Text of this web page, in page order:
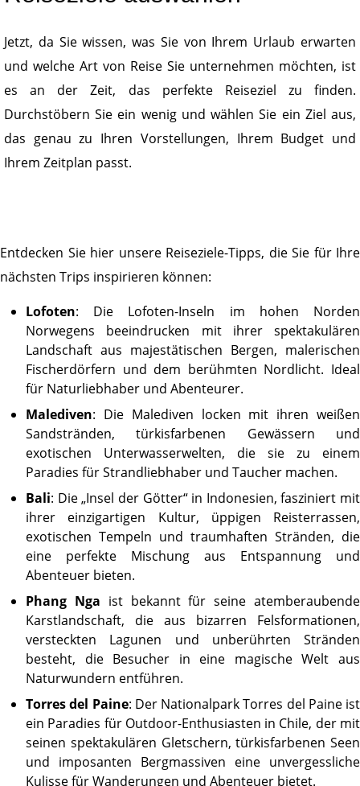
Jetzt, da Sie wissen, was Sie von Ihrem Urlaub erwarten
und welche Art von Reise Sie unternehmen möchten, ist
es an der Zeit, das perfekte Reiseziel zu finden.
Durchstöbern Sie ein wenig und wählen Sie ein Ziel aus,
das genau zu Ihren Vorstellungen, Ihrem Budget und
Ihrem Zeitplan passt.
Entdecken Sie hier unsere Reiseziele-Tipps, die Sie für Ihre
nächsten Trips inspirieren können:
Lofoten: Die Lofoten-Inseln im hohen Norden
Norwegens beeindrucken mit ihrer spektakulären
Landschaft aus majestätischen Bergen, malerischen
Fischerdörfern und dem berühmten Nordlicht. Ideal
für Naturliebhaber und Abenteurer.
Malediven: Die Malediven locken mit ihren weißen
Sandstränden, türkisfarbenen Gewässern und
exotischen Unterwasserwelten, die sie zu einem
Paradies für Strandliebhaber und Taucher machen.
Bali: Die „Insel der Götter“ in Indonesien, fasziniert mit
ihrer einzigartigen Kultur, üppigen Reisterrassen,
exotischen Tempeln und traumhaften Stränden, die
eine perfekte Mischung aus Entspannung und
Abenteuer bieten.
Phang Nga ist bekannt für seine atemberaubende
Karstlandschaft, die aus bizarren Felsformationen,
versteckten Lagunen und unberührten Stränden
besteht, die Besucher in eine magische Welt aus
Naturwundern entführen.
Torres del Paine: Der Nationalpark Torres del Paine ist
ein Paradies für Outdoor-Enthusiasten in Chile, der mit
seinen spektakulären Gletschern, türkisfarbenen Seen
und imposanten Bergmassiven eine unvergessliche
Kulisse für Wanderungen und Abenteuer bietet.